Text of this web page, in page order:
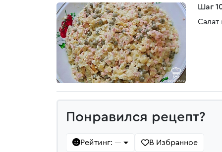
Шаг
Понравился рецепт?
Рейтинг: — В Избранное